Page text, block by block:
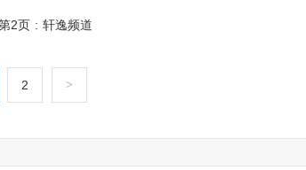
2页 : 轩逸频道
2 >